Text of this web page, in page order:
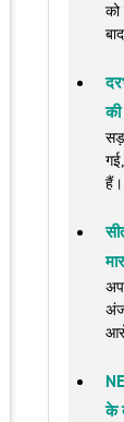
को
की
हैं।
के